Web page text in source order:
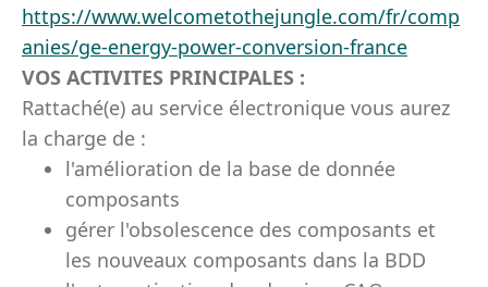
https://www.welcometothejungle.com/fr/comp
anies/ge-energy-power-conversion-france
VOS ACTIVITES PRINCIPALES :
Rattaché(e) au service électronique vous aurez
la charge de :
l'amélioration de la base de donnée
composants
gérer l'obsolescence des composants et
les nouveaux composants dans la BDD